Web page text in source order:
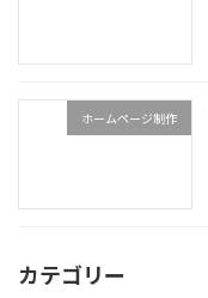
ホームページ制作
カテゴリー